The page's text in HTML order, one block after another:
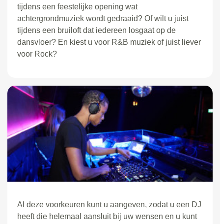
tijdens een feestelijke opening wat
achtergrondmuziek wordt gedraaid? Of wilt u juist
tijdens een bruiloft dat iedereen losgaat op de
dansvloer? En kiest u voor R&B muziek of juist liever
voor Rock?
Al deze voorkeuren kunt u aangeven, zodat u een DJ
heeft die helemaal aansluit bij uw wensen en u kunt